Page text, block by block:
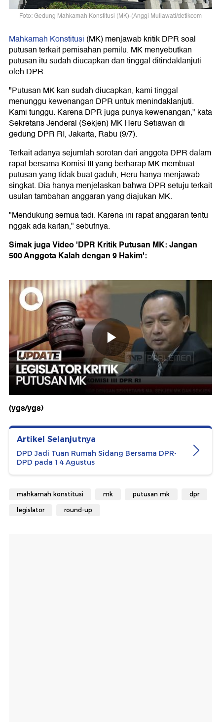
Foto: Gedung Mahkamah Konstitusi (MK)-(Anggi Muliawati/detikcom
Mahkamah Konstitusi (MK) menjawab kritik DPR soal
putusan terkait pemisahan pemilu. MK menyebutkan
putusan itu sudah diucapkan dan tinggal ditindaklanjuti
oleh DPR.
"Putusan MK kan sudah diucapkan, kami tinggal
menunggu kewenangan DPR untuk menindaklanjuti.
Kami tunggu. Karena DPR juga punya kewenangan," kata
Sekretaris Jenderal (Sekjen) MK Heru Setiawan di
gedung DPR RI, Jakarta, Rabu (9/7).
Terkait adanya sejumlah sorotan dari anggota DPR dalam
rapat bersama Komisi III yang berharap MK membuat
putusan yang tidak buat gaduh, Heru hanya menjawab
singkat. Dia hanya menjelaskan bahwa DPR setuju terkait
usulan tambahan anggaran yang diajukan MK.
"Mendukung semua tadi. Karena ini rapat anggaran tentu
nggak ada kaitan," sebutnya.
Simak juga Video 'DPR Kritik Putusan MK: Jangan
500 Anggota Kalah dengan 9 Hakim':
(ygs/ygs)
Artikel Selanjutnya
DPD Jadi Tuan Rumah Sidang Bersama DPR-
DPD pada 14 Agustus
mahkamah konstitusi mk putusan mk dpr
legislator round-up